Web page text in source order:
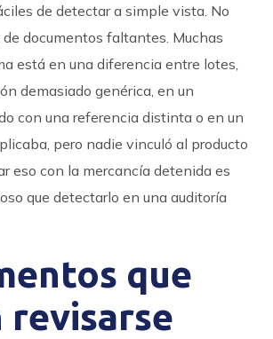
de detectar a simple vista. No
documentos faltantes. Muchas
está en una diferencia entre lotes,
demasiado genérica, en un
con una referencia distinta o en un
pero nadie vinculó al producto
eso con la mercancía detenida es
que detectarlo en una auditoría
que
revisarse